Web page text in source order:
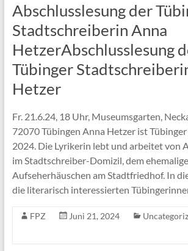
Abschlusslesung der
Stadtschreiberin Anna
HetzerAbschlusslesung
Tübinger
Hetzer
Fr. 21.6.24, 18 Uhr, Museumsgarten,
72070 Tübingen Anna Hetzer ist
2024. Die Lyrikerin lebt und arbeitet von
im Stadtschreiber-Domizil, dem
Aufseherhäuschen am Stadtfriedhof. In
die literarisch interessierten
FPZ Juni 21, 2024